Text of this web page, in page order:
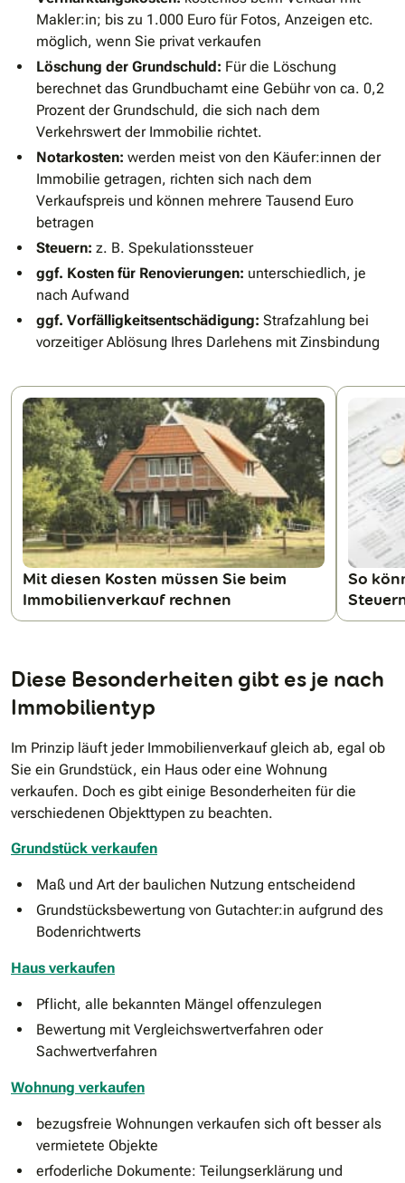
Makler:in; bis zu 1.000 Euro für Fotos, Anzeigen etc.
möglich, wenn Sie privat verkaufen
Löschung der Grundschuld: Für die Löschung
berechnet das Grundbuchamt eine Gebühr von ca. 0,2
Prozent der Grundschuld, die sich nach dem
Verkehrswert der Immobilie richtet.
Notarkosten: werden meist von den Käufer:innen der
Immobilie getragen, richten sich nach dem
Verkaufspreis und können mehrere Tausend Euro
betragen
Steuern: z. B. Spekulationssteuer
ggf. Kosten für Renovierungen: unterschiedlich, je
nach Aufwand
ggf. Vorfälligkeitsentschädigung: Strafzahlung bei
vorzeitiger Ablösung Ihres Darlehens mit Zinsbindung
Mit diesen Kosten müssen Sie beim
Immobilienverkauf rechnen
So
Diese Besonderheiten gibt es je nach
Immobilientyp
Im Prinzip läuft jeder Immobilienverkauf gleich ab, egal ob
Sie ein Grundstück, ein Haus oder eine Wohnung
verkaufen. Doch es gibt einige Besonderheiten für die
verschiedenen Objekttypen zu beachten.
Grundstück verkaufen
Maß und Art der baulichen Nutzung entscheidend
Grundstücksbewertung von Gutachter:in aufgrund des
Bodenrichtwerts
Haus verkaufen
Pflicht, alle bekannten Mängel offenzulegen
Bewertung mit Vergleichswertverfahren oder
Sachwertverfahren
Wohnung verkaufen
bezugsfreie Wohnungen verkaufen sich oft besser als
vermietete Objekte
erfoderliche Dokumente: Teilungserklärung und